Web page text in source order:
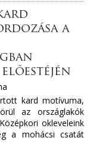
a
kard motívuma,
az országlakók
okleveleink
a mohácsi csatát